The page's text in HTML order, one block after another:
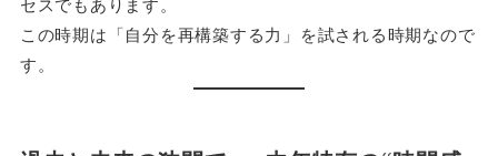
この時期は「自分を再構築する力」を試される時期なので
す。